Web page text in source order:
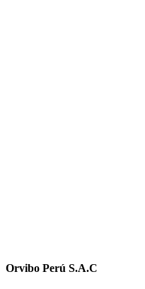
Orvibo Perú S.A.C